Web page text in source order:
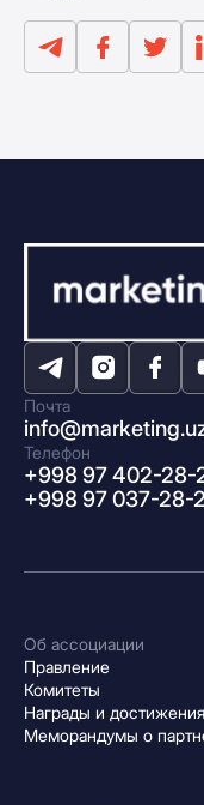
Почта
Телефон
+998 97 402-28-
+998 97 037-28-
Об ассоциации
Правление
Комитеты
Награды и достижения
Меморандумы о